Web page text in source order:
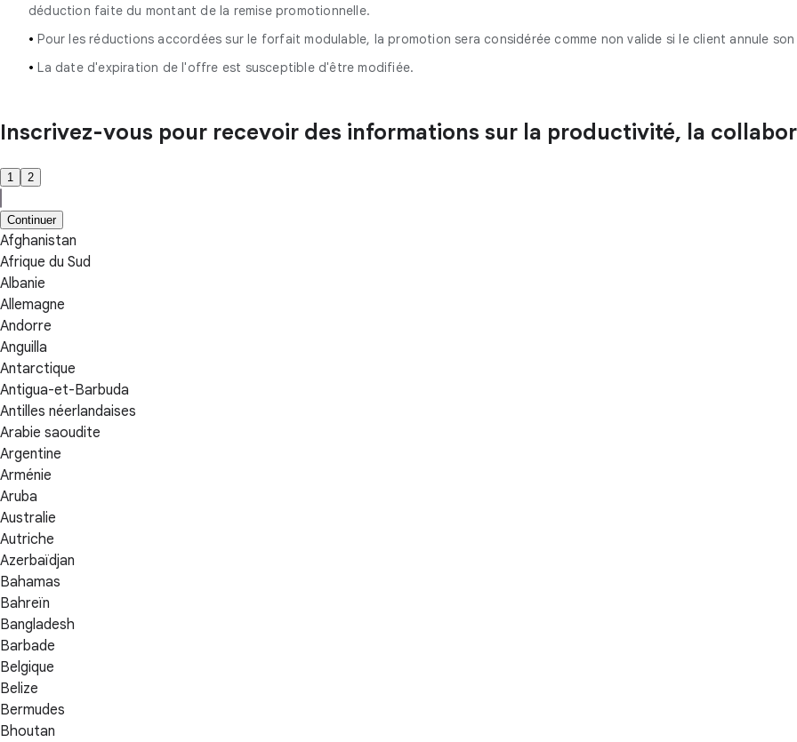
déduction faite du montant de la remise promotionnelle.
•Pour les réductions accordées sur le forfait modulable, la promotion sera considérée comme non valide si le client annule
•La date d'expiration de l'offre est susceptible d'être modifiée.
Inscrivez-vous pour recevoir des informations sur la productivité, la
1 2
Continuer
Afghanistan
Afrique du Sud
Albanie
Allemagne
Andorre
Anguilla
Antarctique
Antigua-et-Barbuda
Antilles néerlandaises
Arabie saoudite
Argentine
Arménie
Aruba
Australie
Autriche
Azerbaïdjan
Bahamas
Bahreïn
Bangladesh
Barbade
Belgique
Belize
Bermudes
Bhoutan